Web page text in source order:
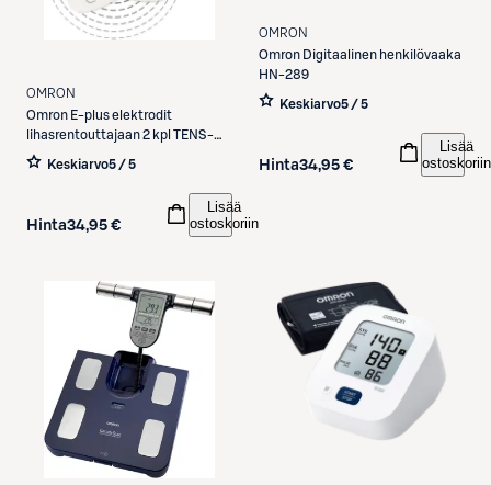
OMRON
Omron E-plus elektrodit
lihasrentouttajaan 2 kpl TENS-
laitteisiin 13502
Keskiarvo5 / 5
Hinta34,95 €
Lisää
ostoskoriin
OMRON
Omron Digitaalinen henkilövaaka
HN-289
Keskiarvo5 / 5
Hinta34,95 €
Lisää
ostoskoriin